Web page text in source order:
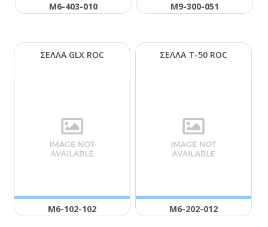
Μ6-403-010 Μ9-300-051
ΣΕΛΛΑ GLΧ RΟC
Μ6-102-102
ΣΕΛΛΑ Τ-50 RΟC
Μ6-202-012